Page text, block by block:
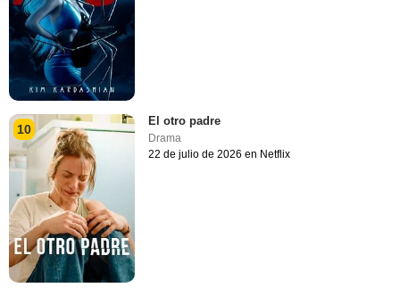
10
El otro padre
Drama
22 de julio de 2026 en Netflix